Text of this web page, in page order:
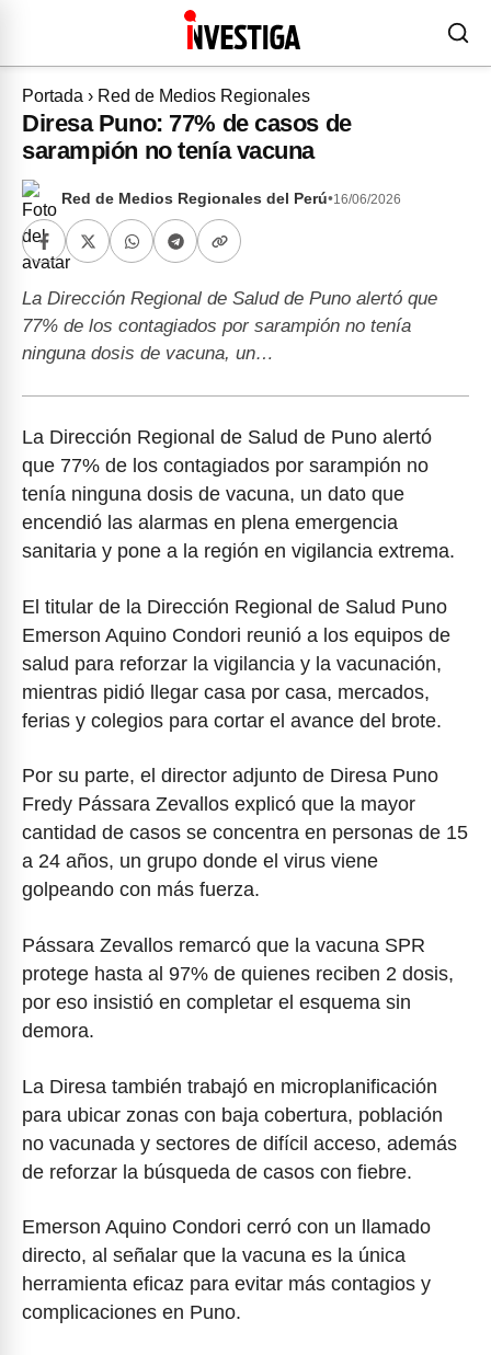
Portada › Red de Medios Regionales
Diresa Puno: 77% de casos de
sarampión no tenía vacuna
Red de Medios Regionales del Perú•16/06/2026
La Dirección Regional de Salud de Puno alertó que
77% de los contagiados por sarampión no tenía
ninguna dosis de vacuna, un…
La Dirección Regional de Salud de Puno alertó
que 77% de los contagiados por sarampión no
tenía ninguna dosis de vacuna, un dato que
encendió las alarmas en plena emergencia
sanitaria y pone a la región en vigilancia extrema.
El titular de la Dirección Regional de Salud Puno
Emerson Aquino Condori reunió a los equipos de
salud para reforzar la vigilancia y la vacunación,
mientras pidió llegar casa por casa, mercados,
ferias y colegios para cortar el avance del brote.
Por su parte, el director adjunto de Diresa Puno
Fredy Pássara Zevallos explicó que la mayor
cantidad de casos se concentra en personas de 15
a 24 años, un grupo donde el virus viene
golpeando con más fuerza.
Pássara Zevallos remarcó que la vacuna SPR
protege hasta al 97% de quienes reciben 2 dosis,
por eso insistió en completar el esquema sin
demora.
La Diresa también trabajó en microplanificación
para ubicar zonas con baja cobertura, población
no vacunada y sectores de difícil acceso, además
de reforzar la búsqueda de casos con fiebre.
Emerson Aquino Condori cerró con un llamado
directo, al señalar que la vacuna es la única
herramienta eficaz para evitar más contagios y
complicaciones en Puno.